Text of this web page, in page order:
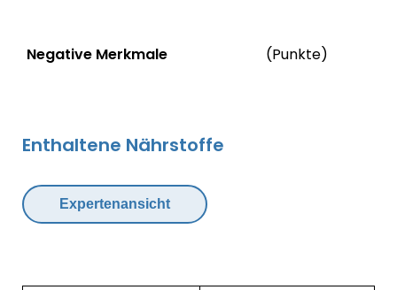
Status
Negative Merkmale (Punkte)
Enthaltene Nährstoffe
Expertenansicht